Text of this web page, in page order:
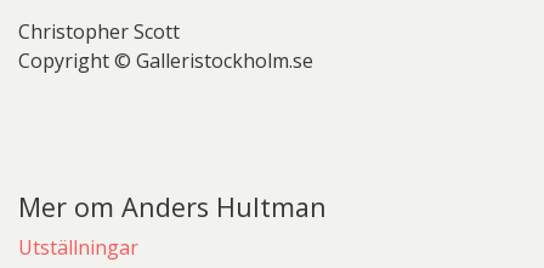
Christopher Scott
Copyright © Galleristockholm.se
Mer om Anders Hultman
Utställningar